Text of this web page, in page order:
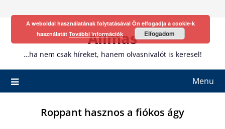
Allmas
…ha nem csak híreket, hanem olvasnivalót is keresel!
Menu
Roppant hasznos a fiókos ágy
A weboldal használatának folytatásával Ön elfogadja a cookie-k
használatát További információk Elfogadom